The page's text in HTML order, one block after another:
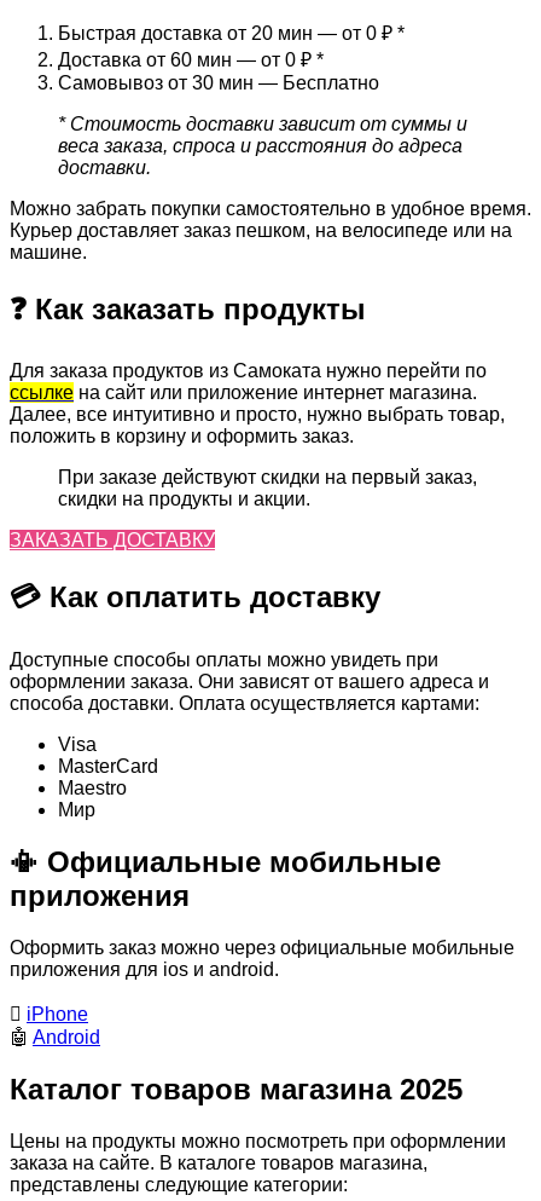
Быстрая доставка от 20 мин — от 0 ₽ *
Доставка от 60 мин — от 0 ₽ *
Самовывоз от 30 мин — Бесплатно
* Стоимость доставки зависит от суммы и
веса заказа, спроса и расстояния до адреса
доставки.
Можно забрать покупки самостоятельно в удобное время.
Курьер доставляет заказ пешком, на велосипеде или на
машине.
❓ Как заказать продукты
Для заказа продуктов из Самоката нужно перейти по
ссылке на сайт или приложение интернет магазина.
Далее, все интуитивно и просто, нужно выбрать товар,
положить в корзину и оформить заказ.
При заказе действуют скидки на первый заказ,
скидки на продукты и акции.
ЗАКАЗАТЬ ДОСТАВКУ
💳 Как оплатить доставку
Доступные способы оплаты можно увидеть при
оформлении заказа. Они зависят от вашего адреса и
способа доставки. Оплата осуществляется картами:
Visa
MasterСard
Maestro
Мир
📳 Официальные мобильные
приложения
Оформить заказ можно через официальные мобильные
приложения для ios и android.
 iPhone
🤖 Android
Каталог товаров магазина 2025
Цены на продукты можно посмотреть при оформлении
заказа на сайте. В каталоге товаров магазина,
представлены следующие категории: